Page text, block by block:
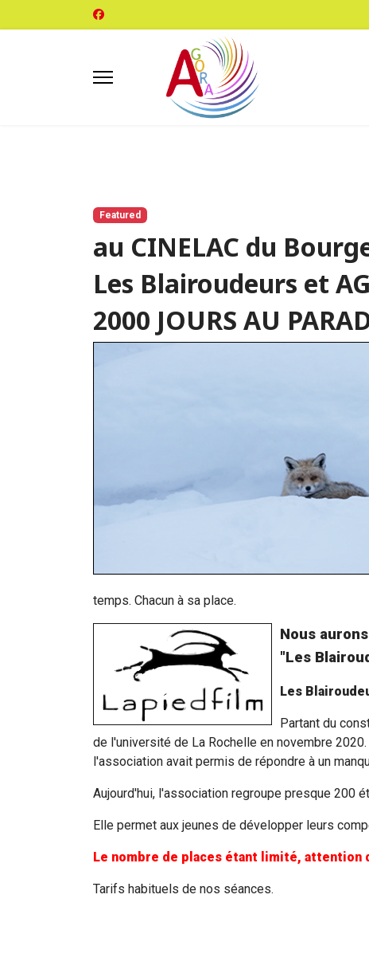
Featured
au CINELAC du
Les Blairoudeurs et
2000 JOURS AU
temps. Chacun à sa place.
Nous
"Les
Les
Partant du
de l'université de La Rochelle en novembre
l'association avait permis de répondre à un
Aujourd'hui, l'association regroupe presque 200
Elle permet aux jeunes de développer leurs
Le nombre de places étant limité, attention
Tarifs habituels de nos séances.